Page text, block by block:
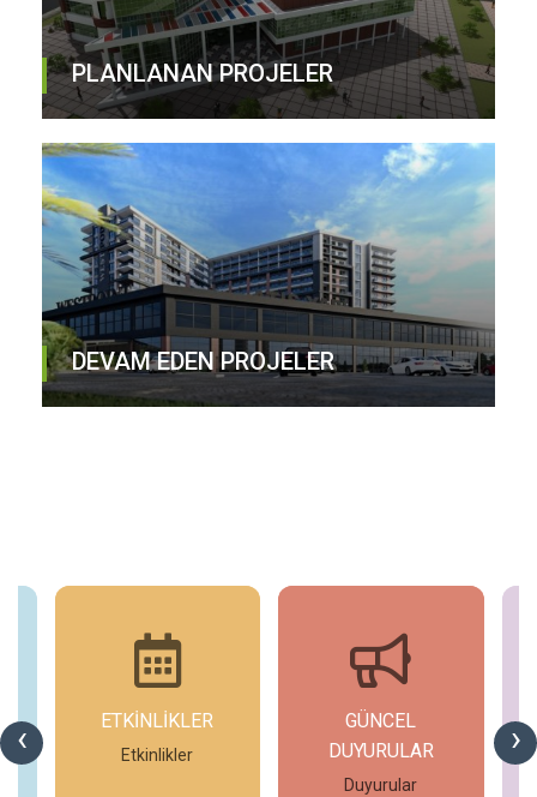
PLANLANAN PROJELER
DEVAM EDEN PROJELER
‹ ›
ETKİNLİKLER
Etkinlikler
GÜNCEL
DUYURULAR
Duyurular